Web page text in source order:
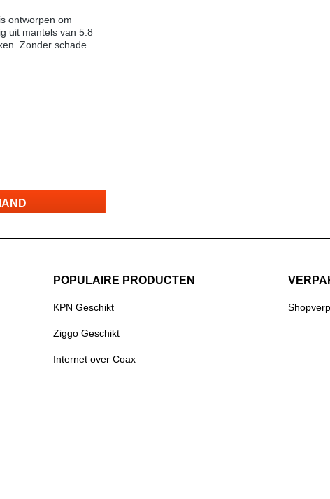
ontworpen om
uit mantels van 5.8
Zonder schade
en de trekrichting
en trek het mes
POPULAIRE PRODUCTEN
KPN Geschikt
Ziggo Geschikt
Internet over Coax